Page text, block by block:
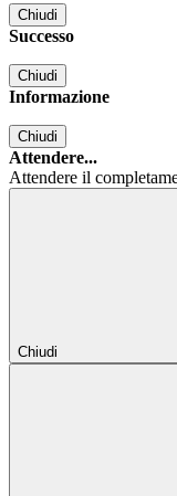
Chiudi
Successo
Chiudi
Informazione
Chiudi
Attendere...
Attendere il
Chiudi